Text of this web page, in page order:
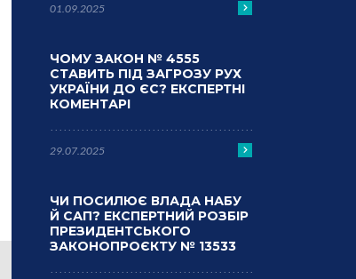
01.09.2025
ЧОМУ ЗАКОН № 4555
СТАВИТЬ ПІД ЗАГРОЗУ РУХ
УКРАЇНИ ДО ЄС? ЕКСПЕРТНІ
КОМЕНТАРІ
29.07.2025
ЧИ ПОСИЛЮЄ ВЛАДА НАБУ
Й САП? ЕКСПЕРТНИЙ РОЗБІР
ПРЕЗИДЕНТСЬКОГО
ЗАКОНОПРОЄКТУ № 13533